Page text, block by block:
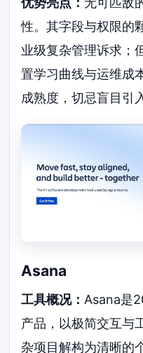
性。其字段与权限的
业级复杂管理诉求；
置学习曲线与运维成
成熟度，切忌盲目引
Asana
工具概况： Asana是
产品，以极简交互与
杂项目解构为清晰的